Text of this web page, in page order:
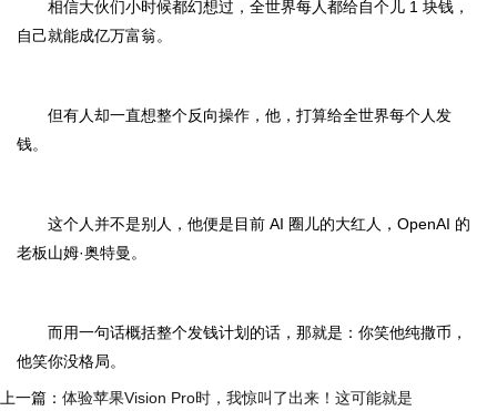
相信大伙们小时候都幻想过，全世界每人都给自个儿 1 块钱，
自己就能成亿万富翁。
但有人却一直想整个反向操作，他，打算给全世界每个人发
钱。
这个人并不是别人，他便是目前 AI 圈儿的大红人，OpenAI 的
老板山姆·奥特曼。
而用一句话概括整个发钱计划的话，那就是：你笑他纯撒币，
他笑你没格局。
上一篇： 体验苹果Vision Pro时，我惊叫了出来！这可能就是